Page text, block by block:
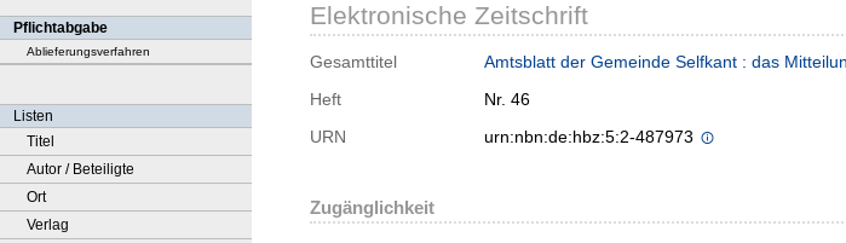
Pflichtabgabe
Ablieferungsverfahren
Listen
Titel
Autor / Beteiligte
Ort
Verlag
Elektronische Zeitschrift
Gesamttitel
Amtsblatt der Gemeinde Selfkant : das
Heft
Nr. 46
URN
urn:nbn:de:hbz:5:2-487973
Zugänglichkeit